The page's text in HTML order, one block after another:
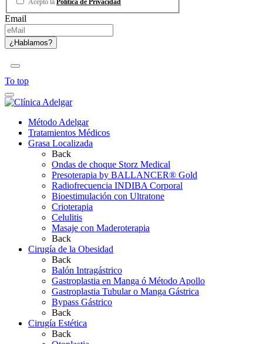
Email
To top
Método Adelgar
Tratamientos Médicos
Grasa Localizada
Back
Ondas de choque Storz Medical
Presoterapia by BALLANCER® Gold
Radiofrecuencia INDIBA Corporal
Bioestimulación con Ultratone
Crioterapia
Celulitis
Masaje con Maderoterapia
Back
Cirugía de la Obesidad
Back
Balón Intragástrico
Gastroplastia en Manga ó Método Apollo
Gastroplastia Tubular o Manga Gástrica
Bypass Gástrico
Back
Cirugía Estética
Back